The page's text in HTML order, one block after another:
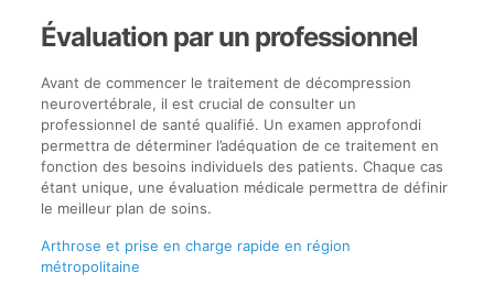
Évaluation par un professionnel
Avant de commencer le traitement de décompression
neurovertébrale, il est crucial de consulter un
professionnel de santé qualifié. Un examen approfondi
permettra de déterminer l’adéquation de ce traitement en
fonction des besoins individuels des patients. Chaque cas
étant unique, une évaluation médicale permettra de définir
le meilleur plan de soins.
Arthrose et prise en charge rapide en région
métropolitaine